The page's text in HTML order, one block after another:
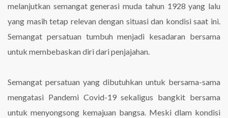
melanjutkan semangat generasi muda tahun 1928 yang lalu
yang masih tetap relevan dengan situasi dan kondisi saat ini.
Semangat persatuan tumbuh menjadi kesadaran bersama
untuk membebaskan diri dari penjajahan.
Semangat persatuan yang dibutuhkan untuk bersama-sama
mengatasi Pandemi Covid-19 sekaligus bangkit bersama
untuk menyongsong kemajuan bangsa. Meski dlam kondisi